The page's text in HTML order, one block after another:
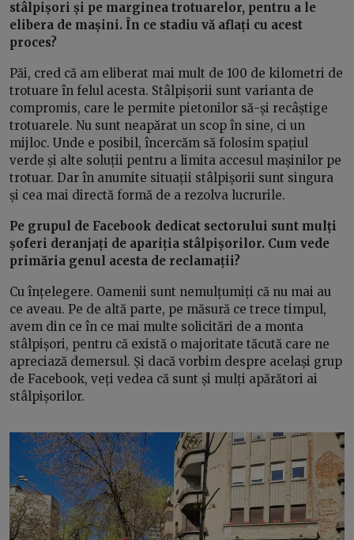
stâlpișori și pe marginea trotuarelor, pentru a le
elibera de mașini. În ce stadiu vă aflați cu acest
proces?
Păi, cred că am eliberat mai mult de 100 de kilometri de
trotuare în felul acesta. Stâlpișorii sunt varianta de
compromis, care le permite pietonilor să-și recâștige
trotuarele. Nu sunt neapărat un scop în sine, ci un
mijloc. Unde e posibil, încercăm să folosim spațiul
verde și alte soluții pentru a limita accesul mașinilor pe
trotuar. Dar în anumite situații stâlpișorii sunt singura
și cea mai directă formă de a rezolva lucrurile.
Pe grupul de Facebook dedicat sectorului sunt mulți
șoferi deranjați de apariția stâlpișorilor. Cum vede
primăria genul acesta de reclamații?
Cu înțelegere. Oamenii sunt nemulțumiți că nu mai au
ce aveau. Pe de altă parte, pe măsură ce trece timpul,
avem din ce în ce mai multe solicitări de a monta
stâlpișori, pentru că există o majoritate tăcută care ne
apreciază demersul. Și dacă vorbim despre același grup
de Facebook, veți vedea că sunt și mulți apărători ai
stâlpișorilor.